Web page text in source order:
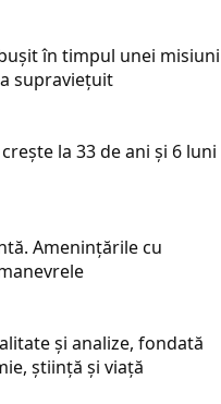
în timpul unei misiuni
supraviețuit
la 33 de ani și 6 luni
Amenințările cu
și analize, fondată
știință și viață